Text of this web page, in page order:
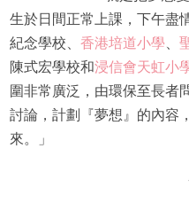
生於日間正常上課，下午盡
紀念學校、 香港培道小學
陳式宏學校和浸信會天虹小
圍非常廣泛，由環保至長者
討論，計劃『夢想』的內容
來。」